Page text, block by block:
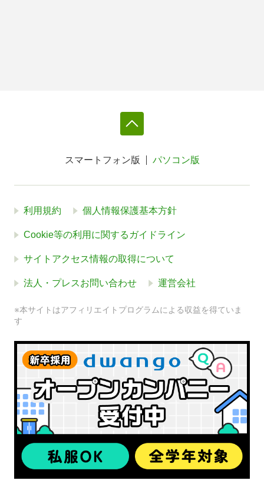
スマートフォン版 パソコン版
利用規約 個人情報保護基本方針
Cookie等の利用に関するガイドライン
サイトアクセス情報の取得について
法人・プレスお問い合わせ 運営会社
※本サイトはアフィリエイトプログラムによる収益を得ていま
す